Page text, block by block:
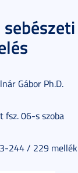
Gábor Ph.D.
fsz. 06-s szoba
244 / 229 mellék